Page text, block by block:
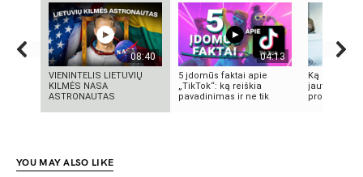
08:40
VIENINTELIS LIETUVIŲ
KILMĖS NASA
ASTRONAUTAS
04:13
5 įdomūs faktai apie
„TikTok“: ką reiškia
pavadinimas ir ne tik
Ką reikia
jautrią odą?
produktai,
YOU MAY ALSO LIKE